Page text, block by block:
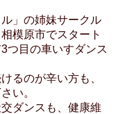
」の姉妹サークル
模原市でスタート
つ目の車いすダンス
るのが辛い方も、
い。
ダンスも、健康維